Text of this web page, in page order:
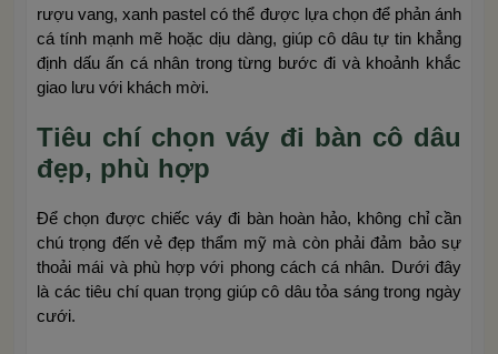
rượu vang, xanh pastel có thể được lựa chọn để phản ánh
cá tính mạnh mẽ hoặc dịu dàng, giúp cô dâu tự tin khẳng
định dấu ấn cá nhân trong từng bước đi và khoảnh khắc
giao lưu với khách mời.
Tiêu chí chọn váy đi bàn cô dâu
đẹp, phù hợp
Để chọn được chiếc váy đi bàn hoàn hảo, không chỉ cần
chú trọng đến vẻ đẹp thẩm mỹ mà còn phải đảm bảo sự
thoải mái và phù hợp với phong cách cá nhân. Dưới đây
là các tiêu chí quan trọng giúp cô dâu tỏa sáng trong ngày
cưới.